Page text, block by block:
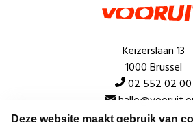
Deze website maakt gebruik van
Keizerslaan 13
1000 Brussel
02 552 02 00